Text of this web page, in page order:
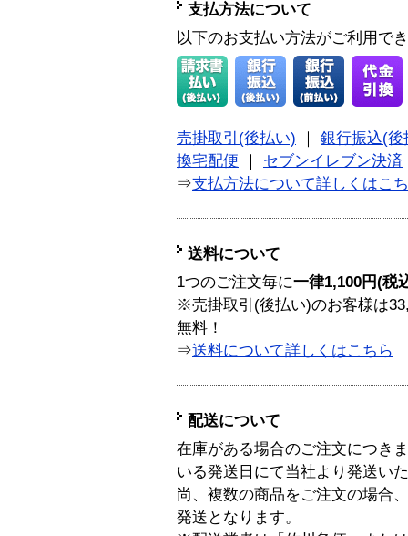
支払方法について
以下のお支払い方法がご利用で
売掛取引(後払い)
銀行振込(後
換宅配便
セブンイレブン決済
⇒支払方法について詳しくはこ
送料について
1つのご注文毎に一律1,100円(税
※売掛取引(後払い)のお客様は
無料！
⇒送料について詳しくはこちら
配送について
在庫がある場合のご注文につき
いる発送日にて当社より発送い
尚、複数の商品をご注文の場合
発送となります。